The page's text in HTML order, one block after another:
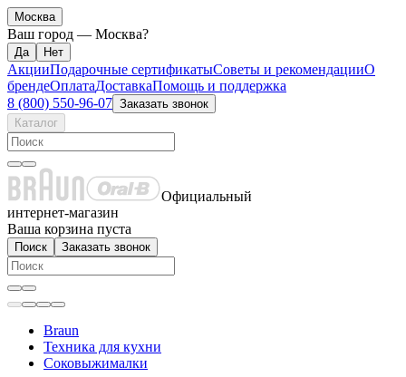
Москва
Ваш город — Москва?
АкцииПодарочные сертификатыСоветы и рекомендацииО
брендеОплатаДоставкаПомощь и поддержка
8 (800) 550-96-07 Заказать звонок
Каталог
Официальный
интернет-магазин
Ваша корзина пуста
Поиск Заказать звонок
Braun
Техника для кухни
Соковыжималки